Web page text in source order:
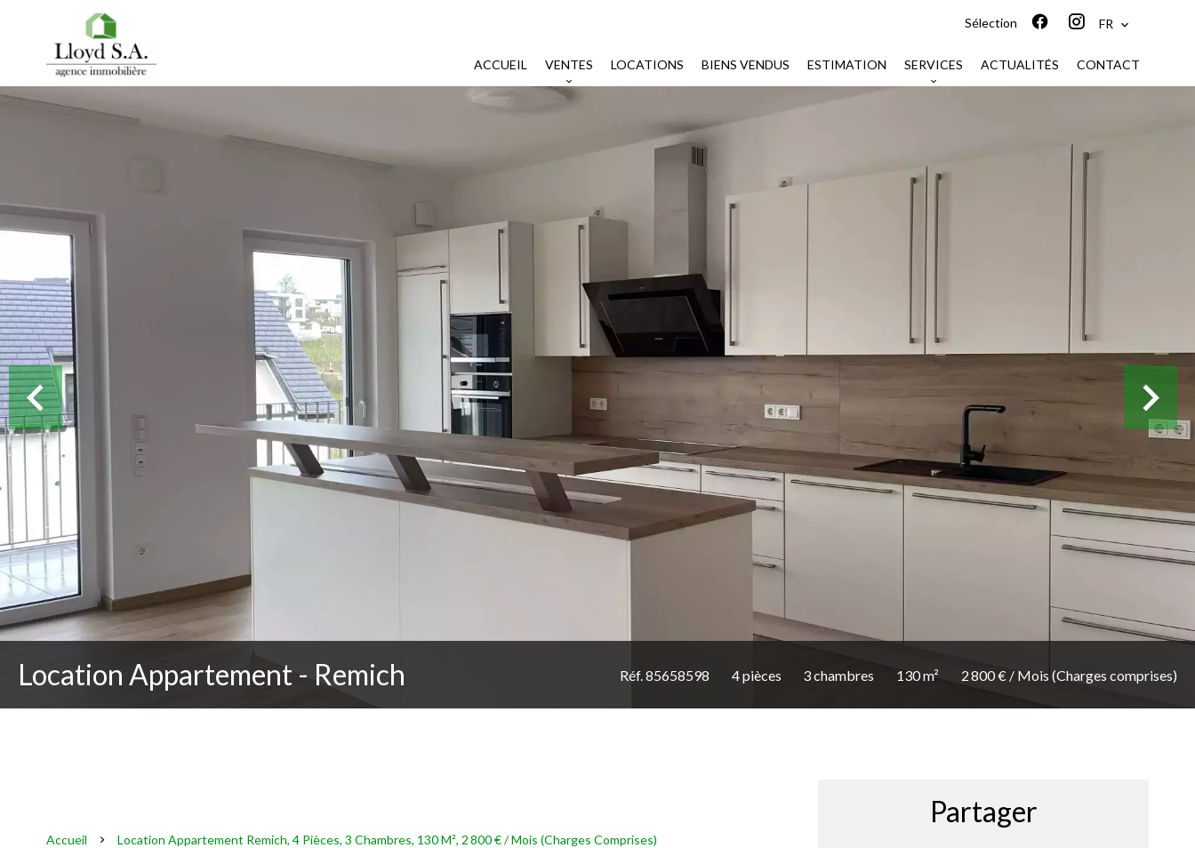
Sélection FR
ACCUEIL VENTES LOCATIONS BIENS VENDUS ESTIMATION SERVICES ACTUALITÉS CONTACT
Location Appartement - Remich Réf. 85658598 4 pièces 3 chambres 130 m² 2 800 € / Mois (Charges comprises)
Accueil Location Appartement Remich, 4 Pièces, 3 Chambres, 130 M², 2 800 € / Mois (Charges Comprises)
Partager